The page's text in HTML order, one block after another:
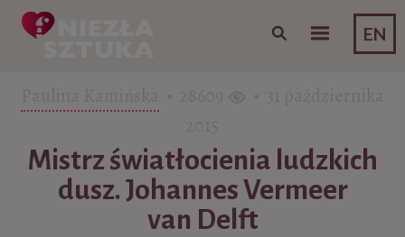
EN
Skip to content
Mistrz światłocienia ludzkich
dusz. Johannes Vermeer
van Delft